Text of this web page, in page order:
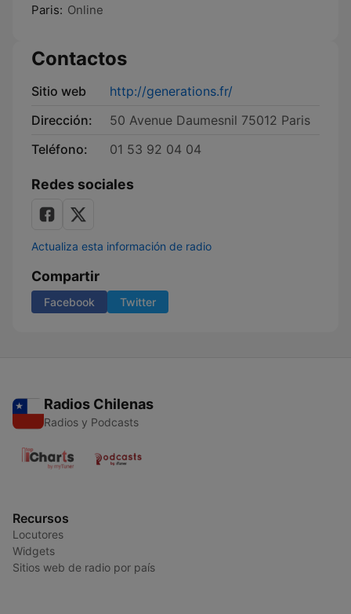
Paris: Online
Contactos
Sitio web
http://generations.fr/
Dirección:
50 Avenue Daumesnil 75012 Paris
Teléfono:
01 53 92 04 04
Redes sociales
Actualiza esta información de radio
Compartir
Facebook Twitter
Radios Chilenas
Radios y Podcasts
Recursos
Locutores
Widgets
Sitios web de radio por país